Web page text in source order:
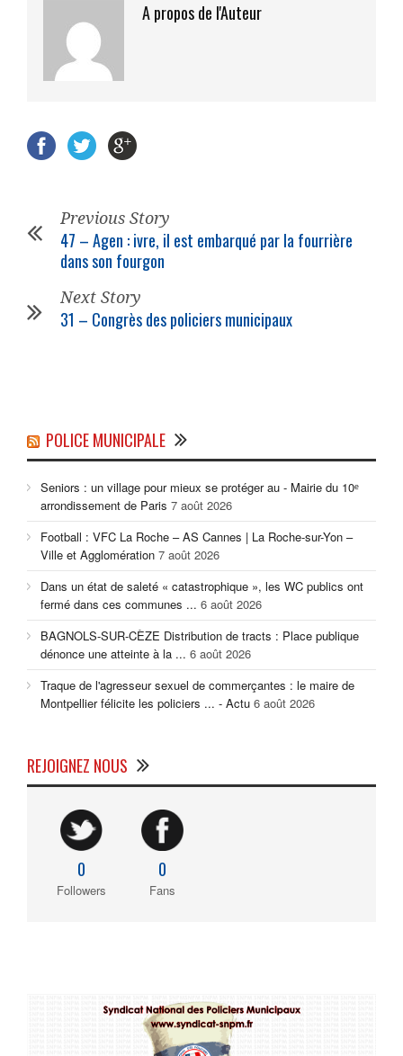
A propos de l'Auteur
Previous Story
47 – Agen : ivre, il est embarqué par la fourrière
dans son fourgon
Next Story
31 – Congrès des policiers municipaux
POLICE MUNICIPALE
Seniors : un village pour mieux se protéger au - Mairie du 10ᵉ
arrondissement de Paris 7 août 2026
Football : VFC La Roche – AS Cannes | La Roche-sur-Yon –
Ville et Agglomération 7 août 2026
Dans un état de saleté « catastrophique », les WC publics ont
fermé dans ces communes ... 6 août 2026
BAGNOLS-SUR-CÈZE Distribution de tracts : Place publique
dénonce une atteinte à la ... 6 août 2026
Traque de l'agresseur sexuel de commerçantes : le maire de
Montpellier félicite les policiers ... - Actu 6 août 2026
REJOIGNEZ NOUS
0
Followers
0
Fans